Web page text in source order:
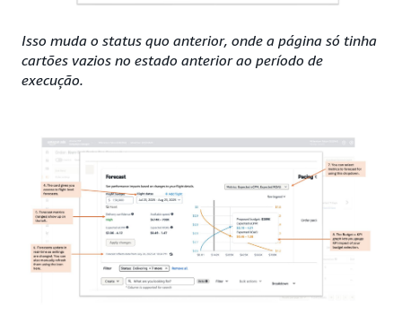
Isso muda o status quo anterior, onde a página só tinha
cartões vazios no estado anterior ao período de
execução.